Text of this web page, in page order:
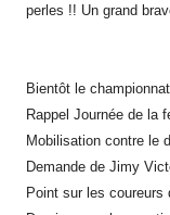
perles !! Un grand
Bientôt le
Rappel Journée de la
Mobilisation contre le
Demande de Jimy
Point sur les